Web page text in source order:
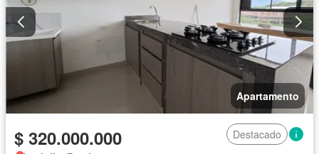
Apartamento
$ 320.000.000
Destacado